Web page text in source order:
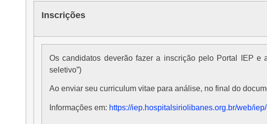
Inscrições
Os candidatos deverão fazer a inscrição pelo Portal IEP e analisar os pré-requisitos para concorrência à bolsa. (clique nos botões ao lado e veja aba “processo
seletivo”)
Ao enviar seu curriculum vitae para análise, no final do
Informações em: https://iep.hospitalsiriolibanes.org.br/web/